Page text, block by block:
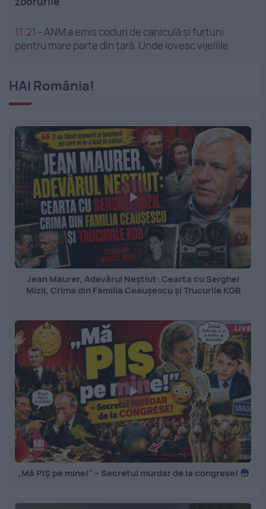
11:21 -ANM a emis coduri de caniculă și furtuni
pentru mare parte din țară. Unde lovesc vijeliile
HAI România!
Jean Maurer, Adevărul Neștiut: Cearta cu Serghei
Mizil, Crima din Familia Ceaușescu și Trucurile KGB
„Mă PIȘ pe mine!” – Secretul murdar de la congrese! 😳